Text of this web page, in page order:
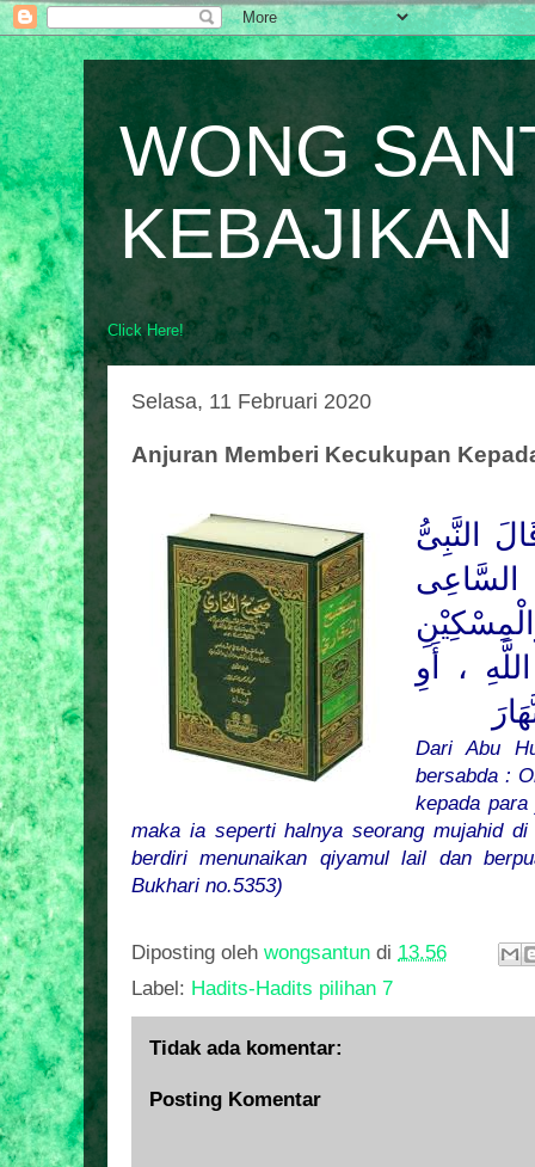
WONG
KEBAJIKAN
Click Here!
Selasa, 11 Februari 2020
Anjuran Memberi Kecukupan
النَّبِىُّ
السَّاعِى
، أَوِ
Dari Abu
bersabda :
kepada
maka ia seperti halnya seorang mujahid
berdiri menunaikan qiyamul lail dan
Bukhari no.5353)
Diposting oleh wongsantun di 13.56
Label: Hadits-Hadits pilihan 7
Tidak ada komentar:
Posting Komentar